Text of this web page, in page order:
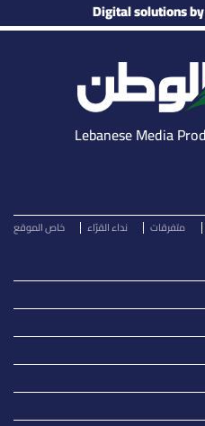
Digital solutions by
متفرقات نداء القرّاء خاص الموقع